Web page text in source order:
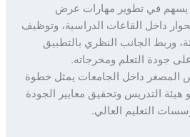
في تطوير مهارات عرض
القاعات الدراسية، وتوظيف
الجانب النظري بالتطبيق
التعلم ومخرجاته.
داخل الجامعات يمثل خطوة
وتحقيق معايير الجودة
العالي.